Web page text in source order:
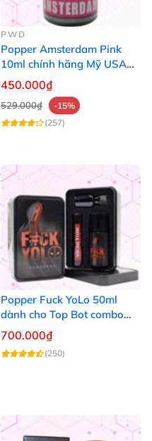
PWD
Popper Amsterdam Pink
10ml chính hãng Mỹ USA
PWD
450.000₫
529.000₫
-15%
(257)
Popper Fuck YoLo 50ml
dành cho Top Bot combo
hộp thiếc 40ml + 10ml
700.000₫
(250)